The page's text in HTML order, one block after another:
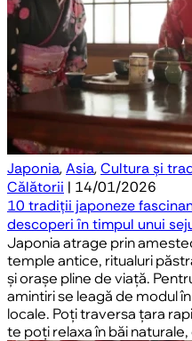
Japonia,Asia,Cultura și
Călătorii | 14/01/2026
10 tradiții japoneze
descoperi în timpul unui
Japonia atrage prin
temple antice, ritualuri
și orașe pline de viață.
amintiri se leagă de modul
locale. Poți traversa țara
te poți relaxa în băi